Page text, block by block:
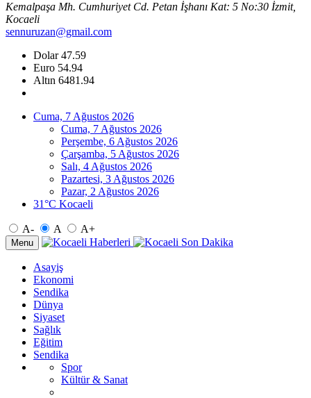
Kemalpaşa Mh. Cumhuriyet Cd. Petan İşhanı Kat: 5 No:30 İzmit,
Kocaeli
sennuruzan@gmail.com
Dolar47.59
Euro 54.94
Altın 6481.94
Cuma, 7 Ağustos 2026
Cuma, 7 Ağustos 2026
Perşembe, 6 Ağustos 2026
Çarşamba, 5 Ağustos 2026
Salı, 4 Ağustos 2026
Pazartesi, 3 Ağustos 2026
Pazar, 2 Ağustos 2026
31°C Kocaeli
A- A A+
Menu
Asayiş
Ekonomi
Sendika
Dünya
Siyaset
Sağlık
Eğitim
Sendika
Spor
Kültür & Sanat